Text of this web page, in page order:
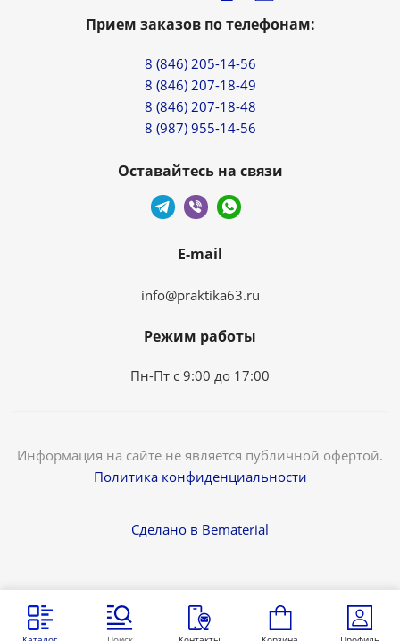
Прием заказов по телефонам:
8 (846) 205-14-56
8 (846) 207-18-49
8 (846) 207-18-48
8 (987) 955-14-56
Оставайтесь на связи
E-mail
info@praktika63.ru
Режим работы
Пн-Пт с 9:00 до 17:00
Информация на сайте не является публичной офертой.
Политика конфиденциальности
Сделано в Bematerial